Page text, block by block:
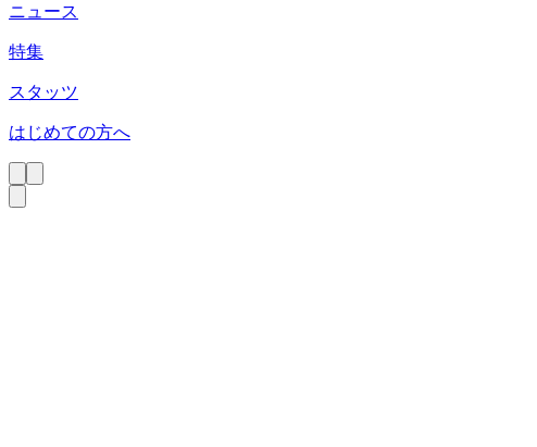
ニュース
特集
スタッツ
はじめての方へ